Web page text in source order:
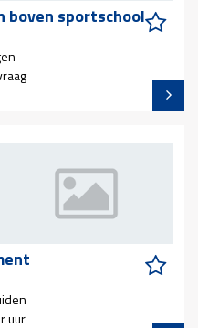
boven sportschool
uur